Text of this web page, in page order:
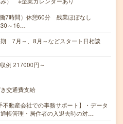
7時間）休憩60分 残業ほぼなし
～16…
期 7月～、8月～などスタート日相談
例 217000円～
交通費支給
不動産会社での事務サポート】・データ
帳管理・居住者の入退去時の対…